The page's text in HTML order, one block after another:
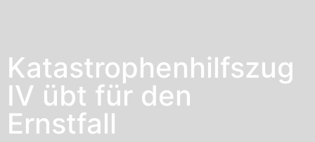
Katastrophenhilfszug
IV übt für den
Ernstfall